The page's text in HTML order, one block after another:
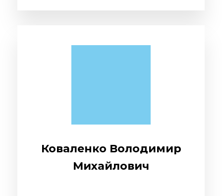
Коваленко Володимир
Михайлович